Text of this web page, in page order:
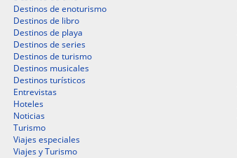
Destinos de enoturismo
Destinos de libro
Destinos de playa
Destinos de series
Destinos de turismo
Destinos musicales
Destinos turísticos
Entrevistas
Hoteles
Noticias
Turismo
Viajes especiales
Viajes y Turismo